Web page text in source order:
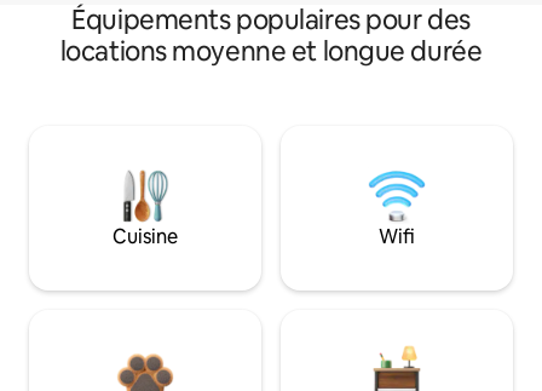
Équipements populaires pour des
locations moyenne et longue durée
Cuisine Wifi